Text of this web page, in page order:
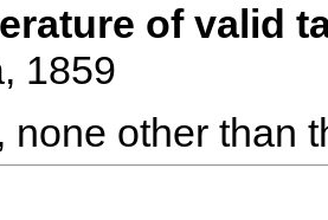
of valid
1859
none other than